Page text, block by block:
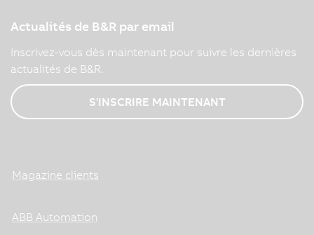
Actualités de B&R par email
Inscrivez-vous dès maintenant pour suivre les dernières
actualités de B&R.
S'INSCRIRE MAINTENANT
Magazine clients
ABB Automation